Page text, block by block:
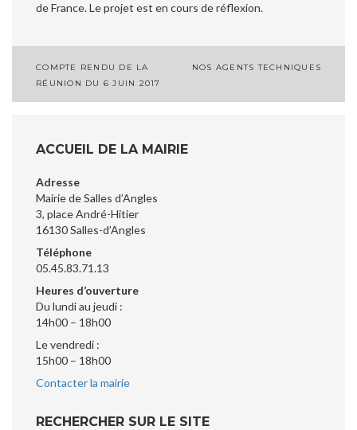
de France. Le projet est en cours de réflexion.
Navigation
de
COMPTE RENDU DE LA
RÉUNION DU 6 JUIN 2017
NOS AGENTS TECHNIQUES
ACCUEIL DE LA MAIRIE
Adresse
Mairie de Salles d’Angles
3, place André-Hitier
16130 Salles-d’Angles
Téléphone
05.45.83.71.13
Heures d’ouverture
Du lundi au jeudi :
14h00 – 18h00
Le vendredi :
15h00 – 18h00
Contacter la mairie
RECHERCHER SUR LE SITE